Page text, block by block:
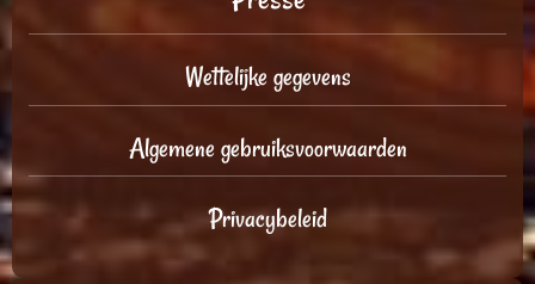
Wettelijke gegevens
Algemene gebruiksvoorwaarden
Privacybeleid